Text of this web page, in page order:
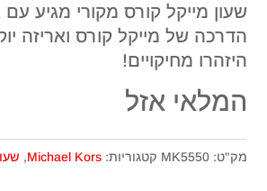
שעון מייקל קורס מקורי מגיע עם
הדרכה של מייקל קורס ואריזה
היזהרו מחיקויים!
המלאי אזל
מק"ט:MK5550 קטגוריות:Michael Kors
,